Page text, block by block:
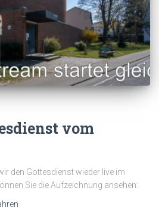
vom
den Gottesdienst wieder live im
Sie die Aufzeichnung ansehen: